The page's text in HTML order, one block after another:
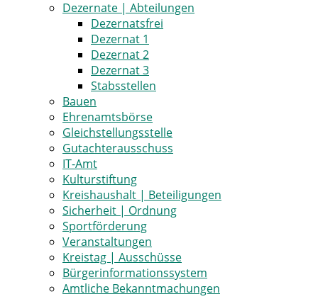
Dezernate | Abteilungen
Dezernatsfrei
Dezernat 1
Dezernat 2
Dezernat 3
Stabsstellen
Bauen
Ehrenamtsbörse
Gleichstellungsstelle
Gutachterausschuss
IT-Amt
Kulturstiftung
Kreishaushalt | Beteiligungen
Sicherheit | Ordnung
Sportförderung
Veranstaltungen
Kreistag | Ausschüsse
Bürgerinformationssystem
Amtliche Bekanntmachungen